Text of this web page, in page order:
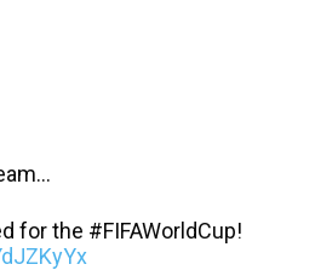
for the #FIFAWorldCup!